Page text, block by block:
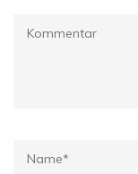
Kommentar
Name*